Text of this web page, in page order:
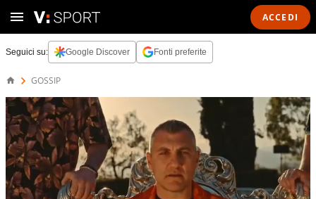
ACCEDI
Seguici su: Google Discover Fonti preferite
GOSSIP